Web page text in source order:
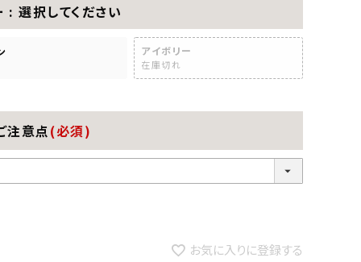
選択してください
アイボリー
在庫切れ
注意点(必須)
お気に入りに登録する